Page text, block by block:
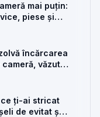
mai puțin:
piese și
încărcarea
văzut
ce ți-ai stricat
de evitat și